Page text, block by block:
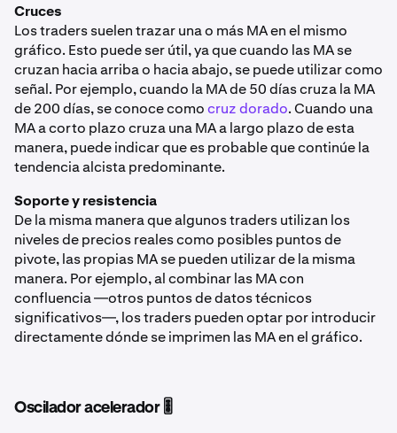
Cruces
Los traders suelen trazar una o más MA en el mismo
gráfico. Esto puede ser útil, ya que cuando las MA se
cruzan hacia arriba o hacia abajo, se puede utilizar como
señal. Por ejemplo, cuando la MA de 50 días cruza la MA
de 200 días, se conoce comocruz dorado. Cuando una
MA a corto plazo cruza una MA a largo plazo de esta
manera, puede indicar que es probable que continúe la
tendencia alcista predominante.
Soporte y resistencia
De la misma manera que algunos traders utilizan los
niveles de precios reales como posibles puntos de
pivote, las propias MA se pueden utilizar de la misma
manera. Por ejemplo, al combinar las MA con
confluencia —otros puntos de datos técnicos
significativos—, los traders pueden optar por introducir
directamente dónde se imprimen las MA en el gráfico.
Oscilador acelerador 🎚️